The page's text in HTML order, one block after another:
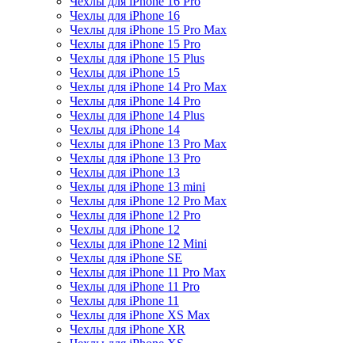
Чехлы для iPhone 16
Чехлы для iPhone 15 Pro Max
Чехлы для iPhone 15 Pro
Чехлы для iPhone 15 Plus
Чехлы для iPhone 15
Чехлы для iPhone 14 Pro Max
Чехлы для iPhone 14 Pro
Чехлы для iPhone 14 Plus
Чехлы для iPhone 14
Чехлы для iPhone 13 Pro Max
Чехлы для iPhone 13 Pro
Чехлы для iPhone 13
Чехлы для iPhone 13 mini
Чехлы для iPhone 12 Pro Max
Чехлы для iPhone 12 Pro
Чехлы для iPhone 12
Чехлы для iPhone 12 Mini
Чехлы для iPhone SE
Чехлы для iPhone 11 Pro Max
Чехлы для iPhone 11 Pro
Чехлы для iPhone 11
Чехлы для iPhone XS Max
Чехлы для iPhone XR